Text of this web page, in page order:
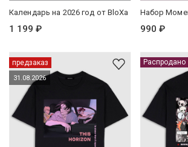
Календарь на 2026 год от BloXa
1 199 ₽
Набор
990 ₽
предзаказ
31.08.2026
Распродано